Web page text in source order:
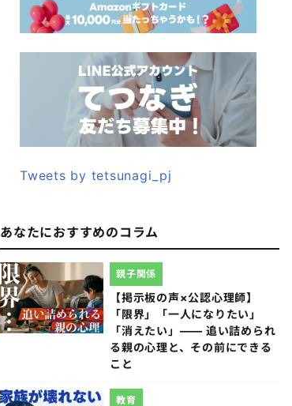
Tweets by tetsunagi_pj
あなたにおすすめのコラム
【掲示板の声×公認心理師】
「限界」「一人になりたい」
「消えたい」―― 追い詰められ
る親の心理と、その前にできる
こと
親子関係
教育